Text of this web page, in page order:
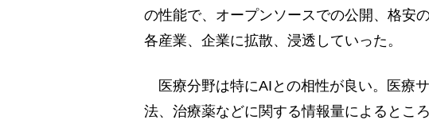
の性能で、オープンソースでの公開、格安
各産業、企業に拡散、浸透していった。
医療分野は特にAIとの相性が良い。医療
法、治療薬などに関する情報量によるとこ